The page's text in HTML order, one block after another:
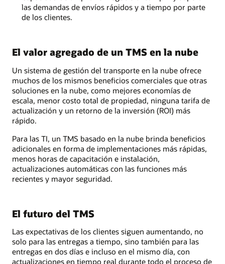
las demandas de envíos rápidos y a tiempo por parte
de los clientes.
El valor agregado de un TMS en la nube
Un sistema de gestión del transporte en la nube ofrece
muchos de los mismos beneficios comerciales que otras
soluciones en la nube, como mejores economías de
escala, menor costo total de propiedad, ninguna tarifa de
actualización y un retorno de la inversión (ROI) más
rápido.
Para las TI, un TMS basado en la nube brinda beneficios
adicionales en forma de implementaciones más rápidas,
menos horas de capacitación e instalación,
actualizaciones automáticas con las funciones más
recientes y mayor seguridad.
El futuro del TMS
Las expectativas de los clientes siguen aumentando, no
solo para las entregas a tiempo, sino también para las
entregas en dos días e incluso en el mismo día, con
actualizaciones en tiempo real durante todo el proceso de